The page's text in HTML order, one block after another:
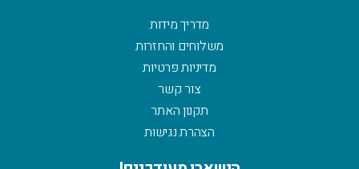
מדריך מידות
משלוחים והחזרות
מדיניות פרטיות
צור קשר
תקנון האתר
הצהרת נגישות